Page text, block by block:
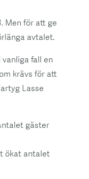
Men för att ge
avtalet.
fall en
krävs för att
Lasse
gäster
ökat antalet